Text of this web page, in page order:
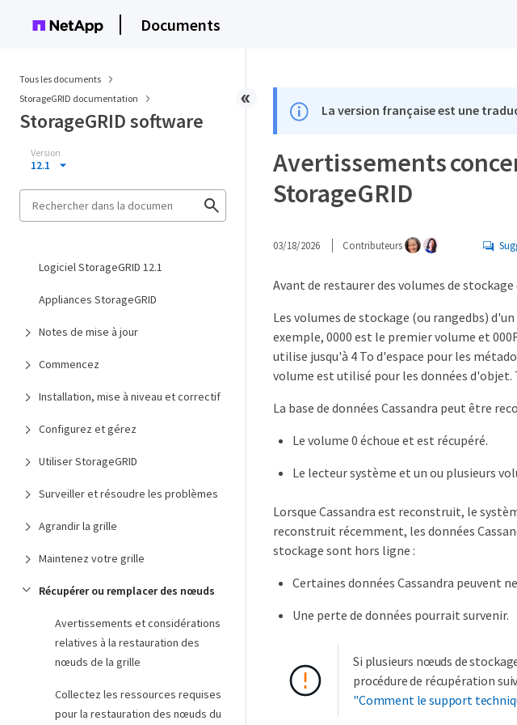
Documents
Tous les documents
StorageGRID documentation
StorageGRID software
Version
12.1
Logiciel StorageGRID 12.1
Appliances StorageGRID
Notes de mise à jour
Commencez
Installation, mise à niveau et correctif
Configurez et gérez
Utiliser StorageGRID
Surveiller et résoudre les problèmes
Agrandir la grille
Maintenez votre grille
Récupérer ou remplacer des nœuds
Avertissements et considérations
relatives à la restauration des
nœuds de la grille
Collectez les ressources requises
pour la restauration des nœuds du
La version française est une
Avertissements
StorageGRID
03/18/2026 Contributeurs
Avant de restaurer des volumes de
Les volumes de stockage (ou rangedbs)
exemple, 0000 est le premier volume et
utilise jusqu'à 4 To d'espace pour les
volume est utilisé pour les données
La base de données Cassandra peut être
Le volume 0 échoue et est récupéré.
Le lecteur système et un ou plusieurs
Lorsque Cassandra est reconstruit, le
reconstruit récemment, les données
stockage sont hors ligne :
Certaines données Cassandra peuvent
Une perte de données pourrait survenir.
Si plusieurs nœuds de
procédure de récupération
"Comment le support